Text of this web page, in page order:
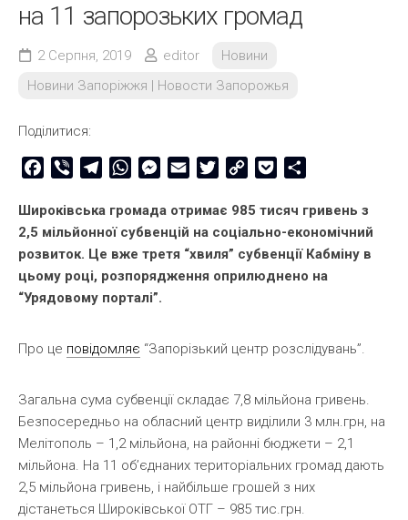
на 11 запорозьких громад
2 Серпня, 2019 editor
Новини
Новини Запоріжжя | Новости Запорожья
Поділитися:
Facebook
Viber TelegramWhatsAppMessenger
Email TwitterCopy
Pocket
Широківська громада отримає 985 тисяч гривень з
2,5 мільйонної субвенцій на соціально-економічний
розвиток. Це вже третя “хвиля” субвенції Кабміну в
цьому році, розпорядження оприлюднено на
“Урядовому порталі”.
Про це повідомляє “Запорізький центр розслідувань”.
Загальна сума субвенції складає 7,8 мільйона гривень.
Безпосередньо на обласний центр виділили 3 млн.грн, на
Мелітополь – 1,2 мільйона, на районні бюджети – 2,1
мільйона. На 11 об’єднаних територіальних громад дають
2,5 мільйона гривень, і найбільше грошей з них
дістанеться Широківської ОТГ – 985 тис.грн.